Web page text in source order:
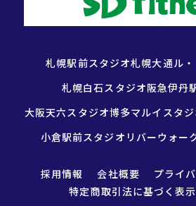
札幌駅前スタジオ札幌大通ル
札幌白石スタジオ阪急伊丹
大阪天六スタジオ博多マルイスタ
小倉駅前スタジオ リバーウォー
採用情報 会社概要
プライ
特定商取引法に基づく表示